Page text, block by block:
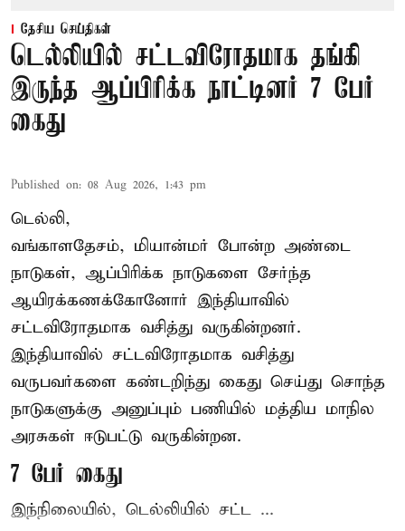
தேசிய செய்திகள்
டெல்லியில் சட்டவிரோதமாக தங்கி
இருந்த ஆப்பிரிக்க நாட்டினர் 7 பேர்
கைது
Published on: 08 Aug 2026, 1:43 pm
டெல்லி,
வங்காளதேசம், மியான்மர் போன்ற அண்டை
நாடுகள், ஆப்பிரிக்க நாடுகளை சேர்ந்த
ஆயிரக்கணக்கோனோர் இந்தியாவில்
சட்டவிரோதமாக வசித்து வருகின்றனர்.
இந்தியாவில் சட்டவிரோதமாக வசித்து
வருபவர்களை கண்டறிந்து கைது செய்து சொந்த
நாடுகளுக்கு அனுப்பும் பணியில் மத்திய மாநில
அரசுகள் ஈடுபட்டு வருகின்றன.
7 பேர் கைது
இந்நிலையில், டெல்லியில் சட்ட ...